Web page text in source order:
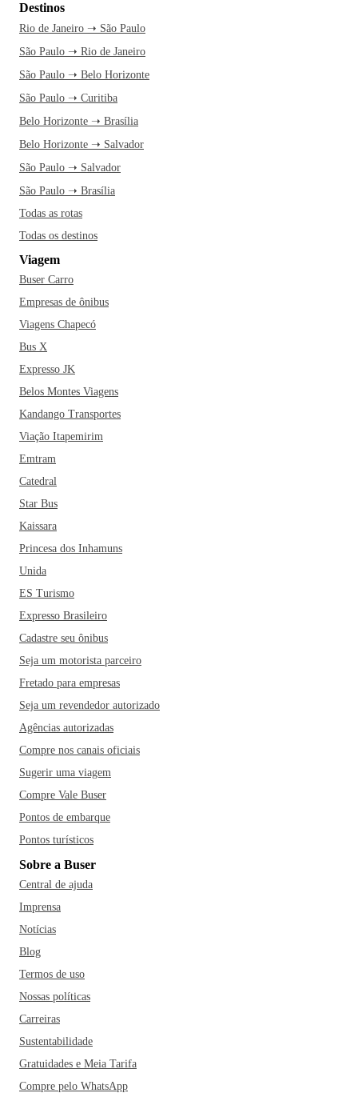
Destinos
Rio de Janeiro ➝ São Paulo
São Paulo ➝ Rio de Janeiro
São Paulo ➝ Belo Horizonte
São Paulo ➝ Curitiba
Belo Horizonte ➝ Brasília
Belo Horizonte ➝ Salvador
São Paulo ➝ Salvador
São Paulo ➝ Brasília
Todas as rotas
Todas os destinos
Viagem
Buser Carro
Empresas de ônibus
Viagens Chapecó
Bus X
Expresso JK
Belos Montes Viagens
Kandango Transportes
Viação Itapemirim
Emtram
Catedral
Star Bus
Kaissara
Princesa dos Inhamuns
Unida
ES Turismo
Expresso Brasileiro
Cadastre seu ônibus
Seja um motorista parceiro
Fretado para empresas
Seja um revendedor autorizado
Agências autorizadas
Compre nos canais oficiais
Sugerir uma viagem
Compre Vale Buser
Pontos de embarque
Pontos turísticos
Sobre a Buser
Central de ajuda
Imprensa
Notícias
Blog
Termos de uso
Nossas políticas
Carreiras
Sustentabilidade
Gratuidades e Meia Tarifa
Compre pelo WhatsApp